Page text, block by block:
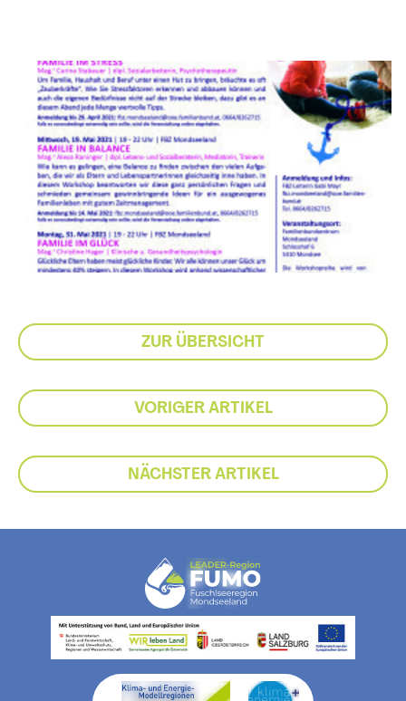
ZUR ÜBERSICHT
VORIGER ARTIKEL
NÄCHSTER ARTIKEL